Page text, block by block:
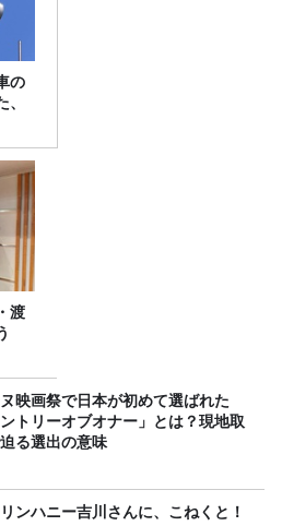
の
映画祭で日本が初めて選ばれた
ントリーオブオナー」とは？現地取
る選出の意味
ンハニー吉川さんに、こねくと！